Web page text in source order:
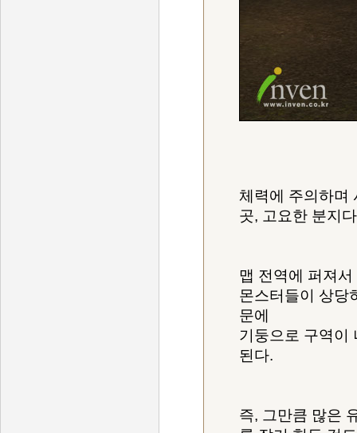
체력에 주의하며
곳, 고요한 분지
맵 전역에 퍼져
몬스터들이 상당
문에
기둥으로 구역이
된다.
즉, 그만큼 많은